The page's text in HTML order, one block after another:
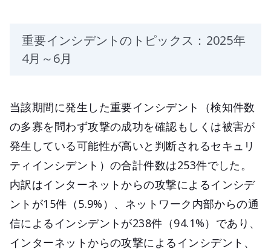
重要インシデントのトピックス：2025年
4月～6月
当該期間に発生した重要インシデント（検知件数
の多寡を問わず攻撃の成功を確認もしくは被害が
発生している可能性が高いと判断されるセキュリ
ティインシデント）の合計件数は253件でした。
内訳はインターネットからの攻撃によるインシデ
ントが15件（5.9%）、ネットワーク内部からの通
信によるインシデントが238件（94.1%）であり、
インターネットからの攻撃によるインシデント、